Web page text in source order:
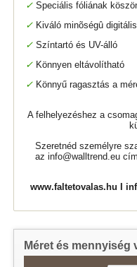
✓ Speciális fóliának
✓ Kiváló minõségû
✓ Színtartó és UV-álló
✓ Könnyen eltávolítható
✓ Könnyű ragasztás a
A felhelyezéshez a
Szeretnéd személyre
az info@walltrend.eu
www.faltetovalas.hu I
Méret és mennyiség